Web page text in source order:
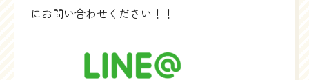
にお問い合わせください！！